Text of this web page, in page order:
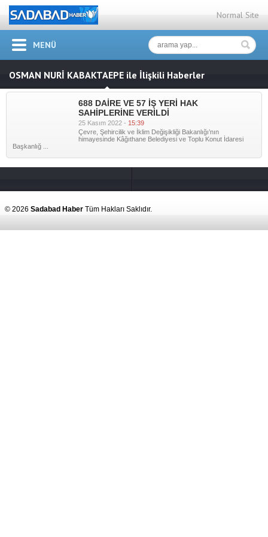
Normal Site
MENÜ
OSMAN NURİ KABAKTAEPE ile İlişkili Haberler
688 DAİRE VE 57
İŞ YERİ HAK
VERİLDİ" />
688 DAİRE VE 57 İŞ YERİ HAK
SAHİPLERİNE VERİLDİ
25 Kasım 2022 - 15:39
Çevre, Şehircilik ve İklim Değişikliği Bakanlığı’nın
himayesinde Kâğıthane Belediyesi ve Toplu Konut İdaresi
Başkanlığ ...
© 2026 Sadabad Haber Tüm Hakları Saklıdır.